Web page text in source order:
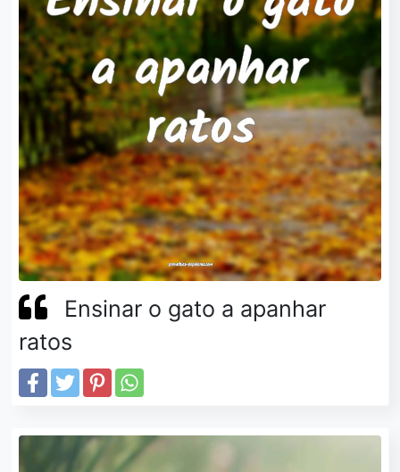
Ensinar o gato a apanhar
ratos